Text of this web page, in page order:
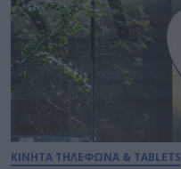
ΚΙΝΗΤΑ ΤΗΛΕΦΩΝΑ & TABLETS